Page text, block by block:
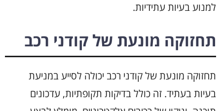
למנוע בעיות עתידיות.
תחזוקה מונעת של קודני רכב
תחזוקה מונעת של קודני רכב יכולה לסייע במניעת
בעיות בעתיד. זה כולל בדיקות תקופתיות, עדכונים